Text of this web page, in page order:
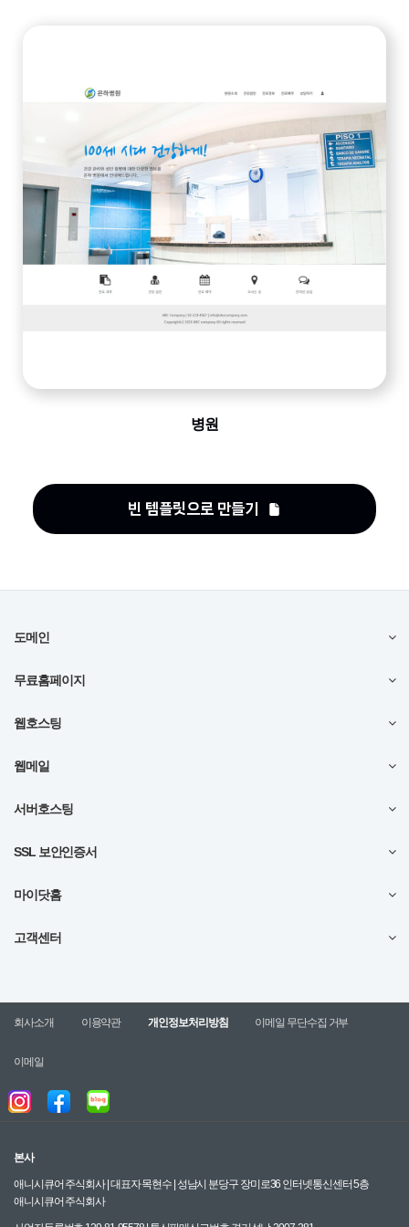
병원
빈 템플릿으로 만들기
도메인
무료홈페이지
웹호스팅
웹메일
서버호스팅
SSL 보안인증서
마이닷홈
고객센터
회사소개 이용약관 개인정보처리방침 이메일 무단수집 거부
이메일
본사
애니시큐어 주식회사 | 대표자 목현수 | 성남시 분당구 장미로36 인터넷통신센터 5층
애니시큐어 주식회사